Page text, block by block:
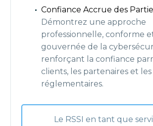
Confiance Accrue des
Démontrez une approche
professionnelle, conforme
gouvernée de la
renforçant la confiance
clients, les partenaires et
réglementaires.
Le RSSI en tant que